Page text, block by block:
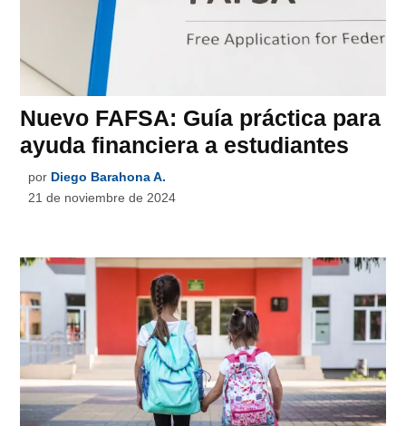
Nuevo FAFSA: Guía práctica para
ayuda financiera a estudiantes
por Diego Barahona A.
21 de noviembre de 2024